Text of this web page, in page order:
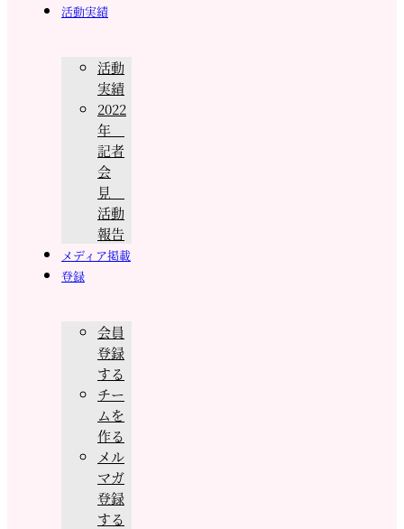
活動実績
活動
実績
2022
年
記者
会
見
活動
報告
メディア掲載
登録
会員
登録
する
チー
ムを
作る
メル
マガ
登録
する